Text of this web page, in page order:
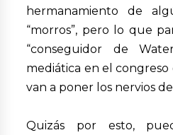
hermanamiento de
“morros”, pero lo que
“conseguidor de
mediática en el congreso
van a poner los nervios
Quizás por esto,